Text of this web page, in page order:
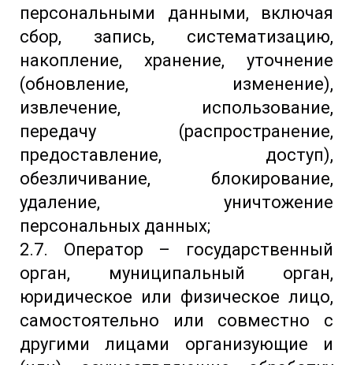
персональными данными, включая
сбор, запись, систематизацию,
накопление, хранение, уточнение
(обновление, изменение),
извлечение, использование,
передачу (распространение,
предоставление, доступ),
обезличивание, блокирование,
удаление, уничтожение
персональных данных;
2.7. Оператор – государственный
орган, муниципальный орган,
юридическое или физическое лицо,
самостоятельно или совместно с
другими лицами организующие и